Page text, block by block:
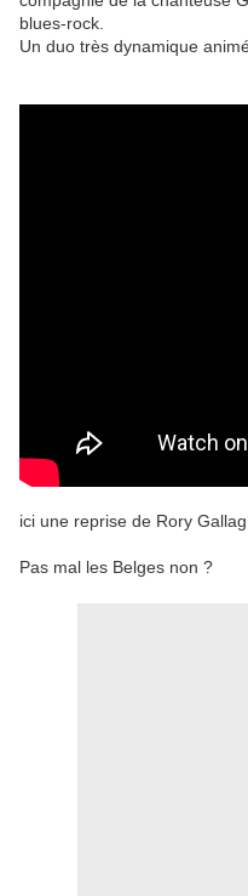
blues-rock.
Un duo très dynamique
ici une reprise de Rory
Pas mal les Belges non ?